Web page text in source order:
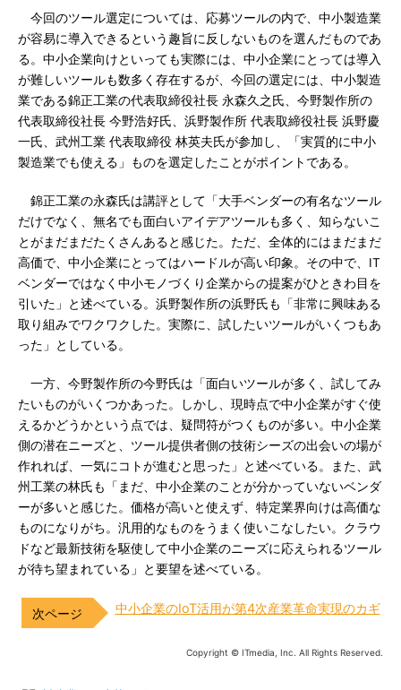
今回のツール選定については、応募ツールの内で、中小製造業
が容易に導入できるという趣旨に反しないものを選んだものであ
る。中小企業向けといっても実際には、中小企業にとっては導入
が難しいツールも数多く存在するが、今回の選定には、中小製造
業である錦正工業の代表取締役社長 永森久之氏、今野製作所の
代表取締役社長 今野浩好氏、浜野製作所 代表取締役社長 浜野慶
一氏、武州工業 代表取締役 林英夫氏が参加し、「実質的に中小
製造業でも使える」ものを選定したことがポイントである。
錦正工業の永森氏は講評として「大手ベンダーの有名なツール
だけでなく、無名でも面白いアイデアツールも多く、知らないこ
とがまだまだたくさんあると感じた。ただ、全体的にはまだまだ
高価で、中小企業にとってはハードルが高い印象。その中で、IT
ベンダーではなく中小モノづくり企業からの提案がひときわ目を
引いた」と述べている。浜野製作所の浜野氏も「非常に興味ある
取り組みでワクワクした。実際に、試したいツールがいくつもあ
った」としている。
一方、今野製作所の今野氏は「面白いツールが多く、試してみ
たいものがいくつかあった。しかし、現時点で中小企業がすぐ使
えるかどうかという点では、疑問符がつくものが多い。中小企業
側の潜在ニーズと、ツール提供者側の技術シーズの出会いの場が
作れれば、一気にコトが進むと思った」と述べている。また、武
州工業の林氏も「まだ、中小企業のことが分かっていないベンダ
ーが多いと感じた。価格が高いと使えず、特定業界向けは高価な
ものになりがち。汎用的なものをうまく使いこなしたい。クラウ
ドなど最新技術を駆使して中小企業のニーズに応えられるツール
が待ち望まれている」と要望を述べている。
中小企業のIoT活用が第4次産業革命実現のカギ
Copyright © ITmedia, Inc. All Rights Reserved.